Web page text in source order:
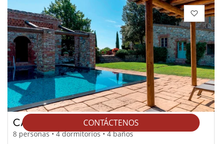
CONTÁCTENOS
CASALE SANTA GIUSEPPA
8 personas • 4 dormitorios • 4 baños